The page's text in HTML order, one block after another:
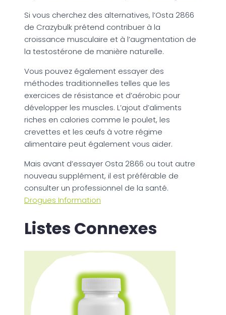
Si vous cherchez des alternatives, l’Osta 2866
de Crazybulk prétend contribuer à la
croissance musculaire et à l’augmentation de
la testostérone de manière naturelle.
Vous pouvez également essayer des
méthodes traditionnelles telles que les
exercices de résistance et d’aérobic pour
développer les muscles. L’ajout d’aliments
riches en calories comme le poulet, les
crevettes et les œufs à votre régime
alimentaire peut également vous aider.
Mais avant d’essayer Osta 2866 ou tout autre
nouveau supplément, il est préférable de
consulter un professionnel de la santé.
Drogues Information
Listes Connexes